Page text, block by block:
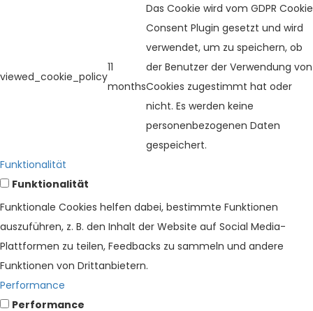
viewed_cookie_policy
11
months
Das Cookie wird vom GDPR Cookie
Consent Plugin gesetzt und wird
verwendet, um zu speichern, ob
der Benutzer der Verwendung von
Cookies zugestimmt hat oder
nicht. Es werden keine
personenbezogenen Daten
gespeichert.
Funktionalität
Funktionalität
Funktionale Cookies helfen dabei, bestimmte Funktionen
auszuführen, z. B. den Inhalt der Website auf Social Media-
Plattformen zu teilen, Feedbacks zu sammeln und andere
Funktionen von Drittanbietern.
Performance
Performance